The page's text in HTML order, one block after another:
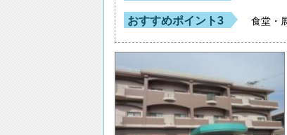
おすすめポイント3 食堂・